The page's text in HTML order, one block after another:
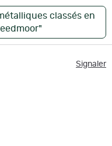
classés en
Signaler